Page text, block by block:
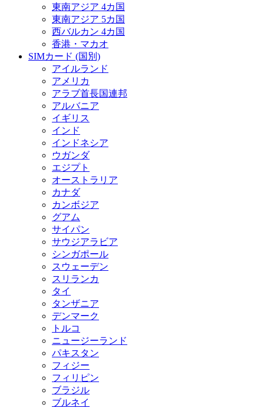
東南アジア 4カ国
東南アジア 5カ国
西バルカン 4カ国
香港・マカオ
SIMカード (国別)
アイルランド
アメリカ
アラブ首長国連邦
アルバニア
イギリス
インド
インドネシア
ウガンダ
エジプト
オーストラリア
カナダ
カンボジア
グアム
サイパン
サウジアラビア
シンガポール
スウェーデン
スリランカ
タイ
タンザニア
デンマーク
トルコ
ニュージーランド
パキスタン
フィジー
フィリピン
ブラジル
ブルネイ